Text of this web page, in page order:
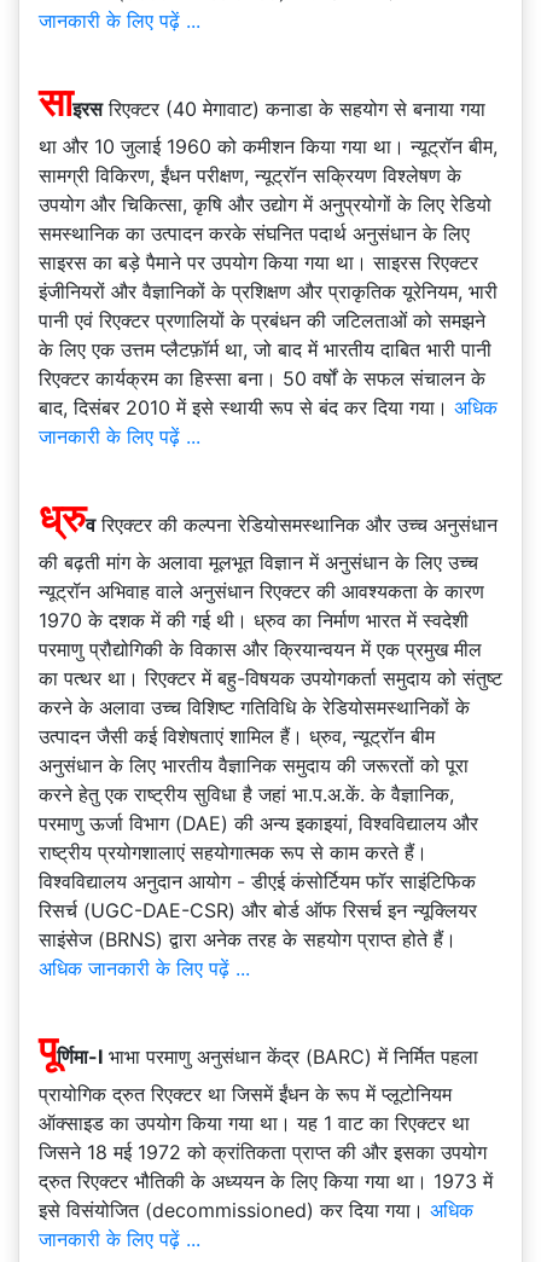
जानकारी के लिए पढ़ें ...
साइरसरिएक्टर (40 मेगावाट) कनाडा के सहयोग से बनाया गया
था और 10 जुलाई 1960 को कमीशन किया गया था। न्यूट्रॉन बीम,
सामग्री विकिरण, ईंधन परीक्षण, न्यूट्रॉन सक्रियण विश्लेषण के
उपयोग और चिकित्सा, कृषि और उद्योग में अनुप्रयोगों के लिए रेडियो
समस्थानिक का उत्पादन करके संघनित पदार्थ अनुसंधान के लिए
साइरस का बड़े पैमाने पर उपयोग किया गया था। साइरस रिएक्टर
इंजीनियरों और वैज्ञानिकों के प्रशिक्षण और प्राकृतिक यूरेनियम, भारी
पानी एवं रिएक्टर प्रणालियों के प्रबंधन की जटिलताओं को समझने
के लिए एक उत्तम प्लैटफ़ॉर्म था, जो बाद में भारतीय दाबित भारी पानी
रिएक्टर कार्यक्रम का हिस्सा बना। 50 वर्षों के सफल संचालन के
बाद, दिसंबर 2010 में इसे स्थायी रूप से बंद कर दिया गया। अधिक
जानकारी के लिए पढ़ें ...
ध्रुवरिएक्टर की कल्पना रेडियोसमस्थानिक और उच्च अनुसंधान
की बढ़ती मांग के अलावा मूलभूत विज्ञान में अनुसंधान के लिए उच्च
न्यूट्रॉन अभिवाह वाले अनुसंधान रिएक्टर की आवश्यकता के कारण
1970 के दशक में की गई थी। ध्रुव का निर्माण भारत में स्वदेशी
परमाणु प्रौद्योगिकी के विकास और क्रियान्वयन में एक प्रमुख मील
का पत्थर था। रिएक्टर में बहु-विषयक उपयोगकर्ता समुदाय को संतुष्ट
करने के अलावा उच्च विशिष्ट गतिविधि के रेडियोसमस्थानिकों के
उत्पादन जैसी कई विशेषताएं शामिल हैं। ध्रुव, न्यूट्रॉन बीम
अनुसंधान के लिए भारतीय वैज्ञानिक समुदाय की जरूरतों को पूरा
करने हेतु एक राष्ट्रीय सुविधा है जहां भा.प.अ.कें. के वैज्ञानिक,
परमाणु ऊर्जा विभाग (DAE) की अन्य इकाइयां, विश्वविद्यालय और
राष्ट्रीय प्रयोगशालाएं सहयोगात्मक रूप से काम करते हैं।
विश्वविद्यालय अनुदान आयोग - डीएई कंसोर्टियम फॉर साइंटिफिक
रिसर्च (UGC-DAE-CSR) और बोर्ड ऑफ रिसर्च इन न्यूक्लियर
साइंसेज (BRNS) द्वारा अनेक तरह के सहयोग प्राप्त होते हैं।
अधिक जानकारी के लिए पढ़ें ...
पूर्णिमा-I भाभा परमाणु अनुसंधान केंद्र (BARC) में निर्मित पहला
प्रायोगिक द्रुत रिएक्टर था जिसमें ईंधन के रूप में प्लूटोनियम
ऑक्साइड का उपयोग किया गया था। यह 1 वाट का रिएक्टर था
जिसने 18 मई 1972 को क्रांतिकता प्राप्त की और इसका उपयोग
द्रुत रिएक्टर भौतिकी के अध्ययन के लिए किया गया था। 1973 में
इसे विसंयोजित (decommissioned) कर दिया गया। अधिक
जानकारी के लिए पढ़ें ...